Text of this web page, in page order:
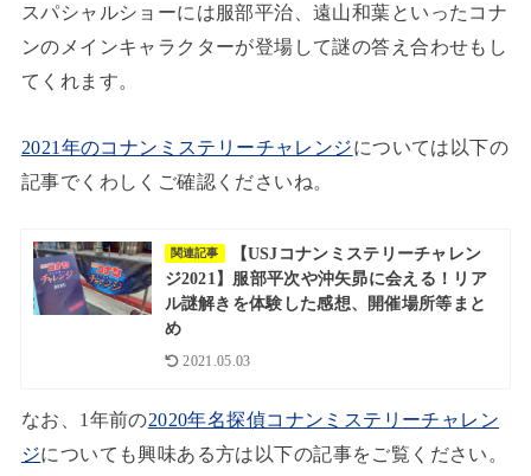
スパシャルショーには服部平治、遠山和葉といったコナ
ンのメインキャラクターが登場して謎の答え合わせもし
てくれます。
2021年のコナンミステリーチャレンジについては以下の
記事でくわしくご確認くださいね。
関連記事
【USJコナンミステリーチャレン
ジ2021】服部平次や沖矢昴に会える！リア
ル謎解きを体験した感想、開催場所等まと
め
2021.05.03
なお、1年前の2020年名探偵コナンミステリーチャレン
ジについても興味ある方は以下の記事をご覧ください。